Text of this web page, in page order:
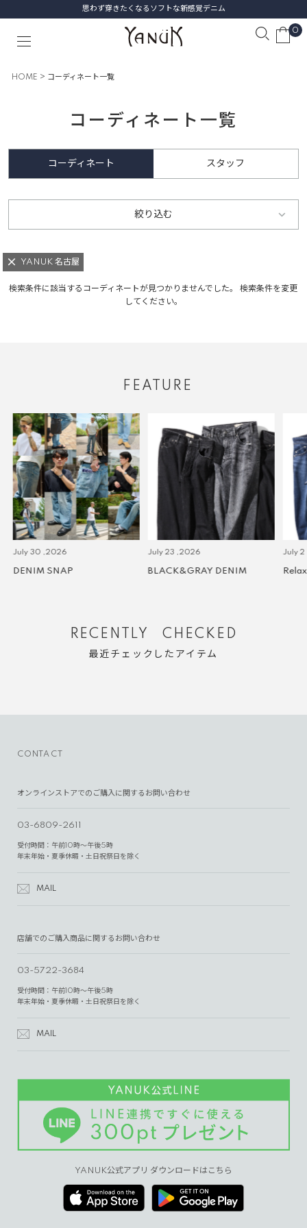
思わず穿きたくなるソフトな新感覚デニム
0
HOME コーディネート一覧
コーディネート一覧
コーディネート スタッフ
絞り込む
YANUK 名古屋
検索条件に該当するコーディネートが見つかりませんでした。 検索条件を変更
してください。
FEATURE
July 30 ,2026
DENIM SNAP
July 23 ,2026
BLACK&GRAY DENIM
July 2
Relax
RECENTLY CHECKED
最近チェックしたアイテム
CONTACT
オンラインストアでのご購入に関するお問い合わせ
03-6809-2611
受付時間：午前10時～午後5時
年末年始・夏季休暇・土日祝祭日を除く
MAIL
店舗でのご購入商品に関するお問い合わせ
03-5722-3684
受付時間：午前10時～午後5時
年末年始・夏季休暇・土日祝祭日を除く
MAIL
YANUK公式アプリ ダウンロードはこちら